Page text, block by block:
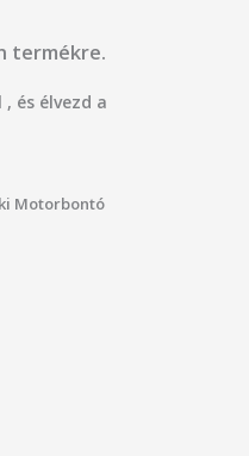
termékre.
és élvezd a
Motorbontó